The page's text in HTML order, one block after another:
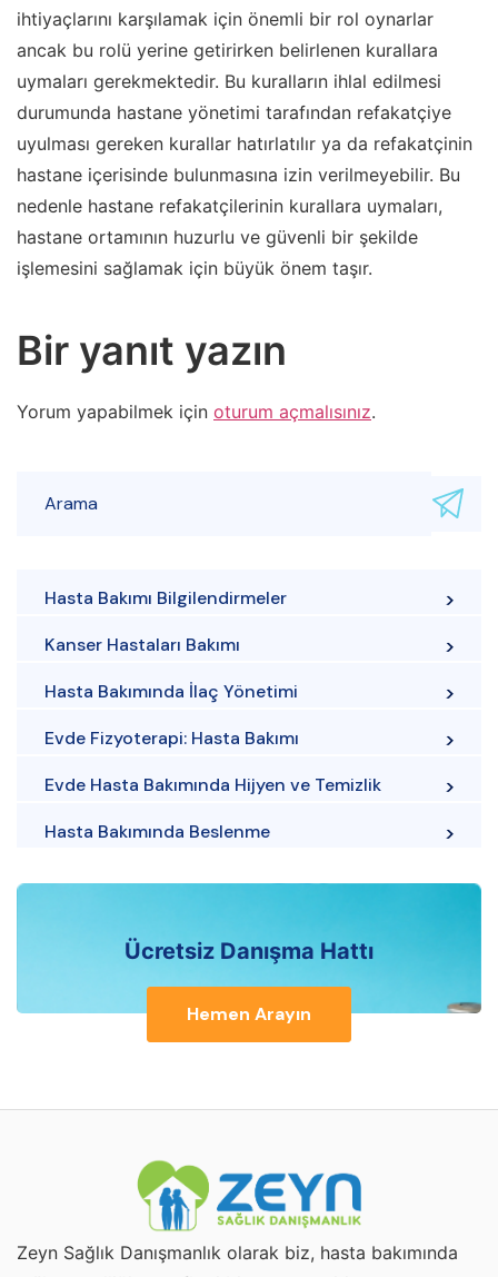
ihtiyaçlarını karşılamak için önemli bir rol oynarlar
ancak bu rolü yerine getirirken belirlenen kurallara
uymaları gerekmektedir. Bu kuralların ihlal edilmesi
durumunda hastane yönetimi tarafından refakatçiye
uyulması gereken kurallar hatırlatılır ya da refakatçinin
hastane içerisinde bulunmasına izin verilmeyebilir. Bu
nedenle hastane refakatçilerinin kurallara uymaları,
hastane ortamının huzurlu ve güvenli bir şekilde
işlemesini sağlamak için büyük önem taşır.
Bir yanıt yazın
Yorum yapabilmek için oturum açmalısınız.
Hasta Bakımı Bilgilendirmeler
Kanser Hastaları Bakımı
Hasta Bakımında İlaç Yönetimi
Evde Fizyoterapi: Hasta Bakımı
Evde Hasta Bakımında Hijyen ve Temizlik
Hasta Bakımında Beslenme
Ücretsiz Danışma Hattı
Hemen Arayın
Zeyn Sağlık Danışmanlık olarak biz, hasta bakımında